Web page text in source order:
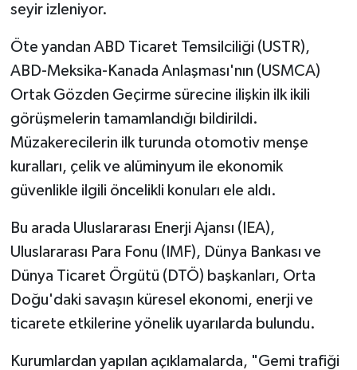
seyir izleniyor.
Öte yandan ABD Ticaret Temsilciliği (USTR),
ABD-Meksika-Kanada Anlaşması'nın (USMCA)
Ortak Gözden Geçirme sürecine ilişkin ilk ikili
görüşmelerin tamamlandığı bildirildi.
Müzakerecilerin ilk turunda otomotiv menşe
kuralları, çelik ve alüminyum ile ekonomik
güvenlikle ilgili öncelikli konuları ele aldı.
Bu arada Uluslararası Enerji Ajansı (IEA),
Uluslararası Para Fonu (IMF), Dünya Bankası ve
Dünya Ticaret Örgütü (DTÖ) başkanları, Orta
Doğu'daki savaşın küresel ekonomi, enerji ve
ticarete etkilerine yönelik uyarılarda bulundu.
Kurumlardan yapılan açıklamalarda, "Gemi trafiği